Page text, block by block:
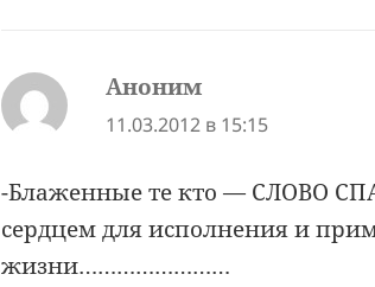
Аноним
11.03.2012 в 15:15
-Блаженные те кто — СЛОВО
сердцем для исполнения и
жизни……………………